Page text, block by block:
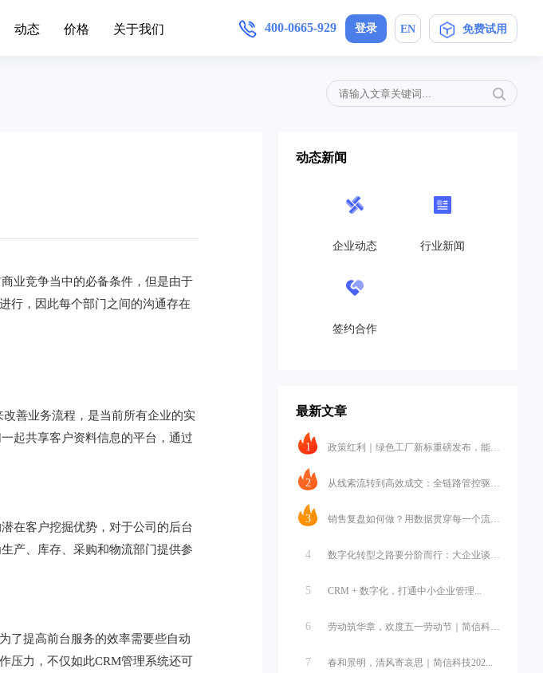
智慧园区
增值服务
开源CRM
旗舰企业版
SaaS在线版
帮助中心
在信息时代，开展优质护理服务，信
化，加快旅游业的发展速度，提高...
展的契机,活动策划公司就得在...
外贸行业独有的数据集中处理机制，
可以有效地保护客户资源，降低...
教育培训行业如雨后春笋般涌现，这
产品手册
动态 价格 关于我们
加入我们
400-0665-929 登录 EN 免费试用
动态新闻
企业动态 行业新闻
签约合作
最新文章
1 政策红利｜绿色工厂新标重磅发布，能碳...
2 从线索流转到高效成交：全链路管控驱动...
3 销售复盘如何做？用数据贯穿每一个流程...
4 数字化转型之路要分阶而行：大企业谈战...
5 CRM + 数字化，打通中小企业管理...
6 劳动筑华章，欢度五一劳动节｜简信科技...
7 春和景明，清风寄哀思｜简信科技202...
业竞争当中的必备条件，但是由于
行，因此每个部门之间的沟通存在
善业务流程，是当前所有企业的实
起共享客户资料信息的平台，通过
在客户挖掘优势，对于公司的后台
产、库存、采购和物流部门提供参
了提高前台服务的效率需要些自动
压力，不仅如此CRM管理系统还可